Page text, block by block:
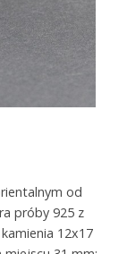
od
próby 925 z
12x17